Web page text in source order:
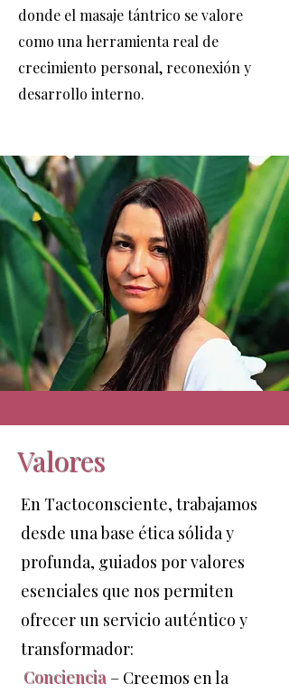
donde el masaje tántrico se valore
como una herramienta real de
crecimiento personal, reconexión y
desarrollo interno.
Valores
En Tactoconsciente, trabajamos
desde una base ética sólida y
profunda, guiados por valores
esenciales que nos permiten
ofrecer un servicio auténtico y
transformador:
Conciencia – Creemos en la